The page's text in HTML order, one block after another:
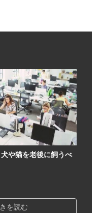
や猫を老後に飼うべ
を読む